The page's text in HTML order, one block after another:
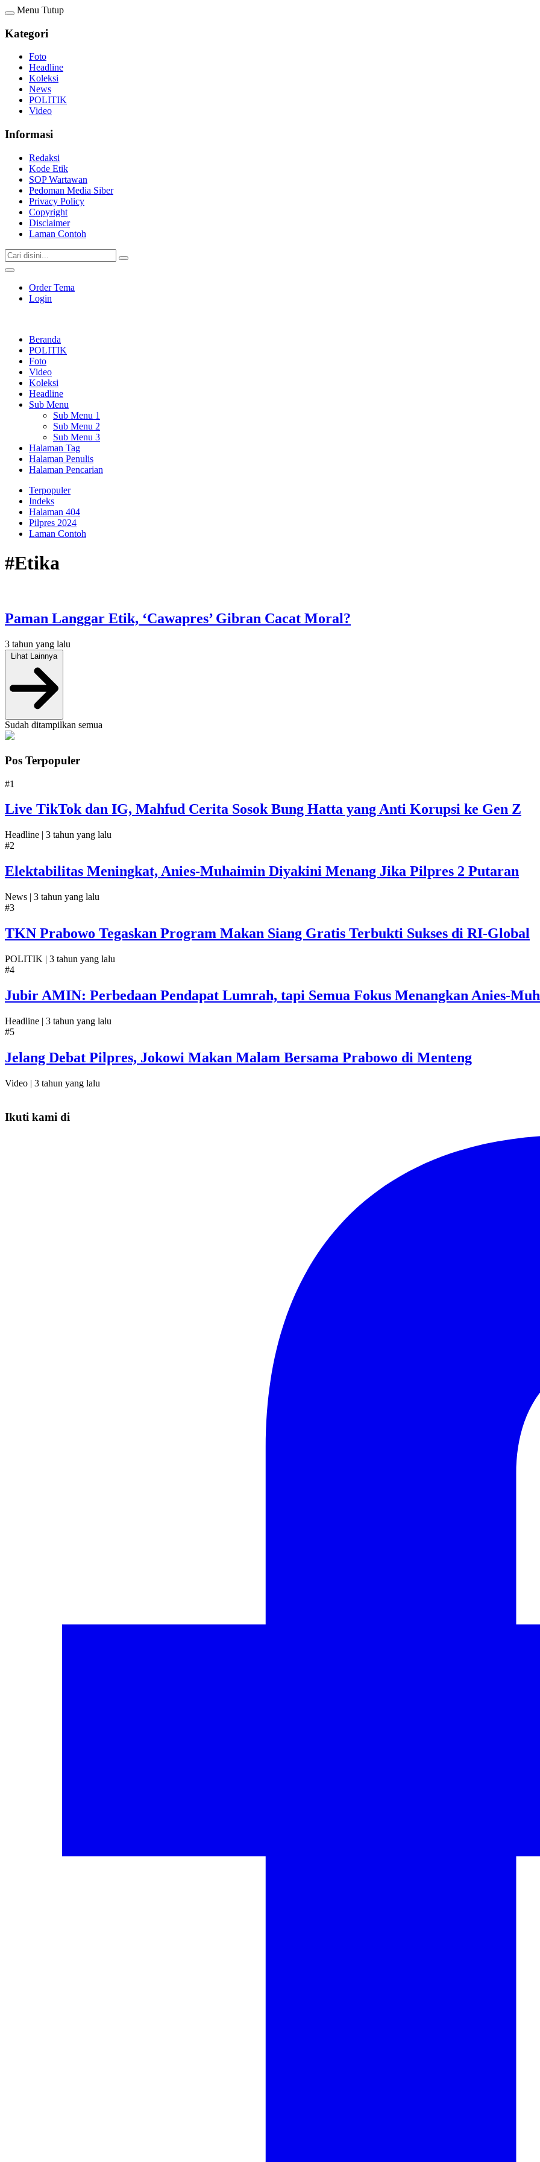
Menu Tutup
Kategori
Foto
Headline
Koleksi
News
POLITIK
Video
Informasi
Redaksi
Kode Etik
SOP Wartawan
Pedoman Media Siber
Privacy Policy
Copyright
Disclaimer
Laman Contoh
Order Tema
Login
Beranda
POLITIK
Foto
Video
Koleksi
Headline
Sub Menu
Sub Menu 1
Sub Menu 2
Sub Menu 3
Halaman Tag
Halaman Penulis
Halaman Pencarian
Terpopuler
Indeks
Halaman 404
Pilpres 2024
Laman Contoh
#Etika
Paman Langgar Etik, ‘Cawapres’ Gibran Cacat Moral?
3 tahun yang lalu
Sudah ditampilkan semua
Pos Terpopuler
#1
Live TikTok dan IG, Mahfud Cerita Sosok Bung Hatta yang Anti Korupsi ke Gen Z
Headline | 3 tahun yang lalu
#2
Elektabilitas Meningkat, Anies-Muhaimin Diyakini Menang Jika Pilpres 2 Putaran
News | 3 tahun yang lalu
#3
TKN Prabowo Tegaskan Program Makan Siang Gratis Terbukti Sukses di RI-Global
POLITIK | 3 tahun yang lalu
#4
Jubir AMIN: Perbedaan Pendapat Lumrah, tapi Semua Fokus Menangkan Anies-
Headline | 3 tahun yang lalu
#5
Jelang Debat Pilpres, Jokowi Makan Malam Bersama Prabowo di Menteng
Video | 3 tahun yang lalu
Ikuti kami di